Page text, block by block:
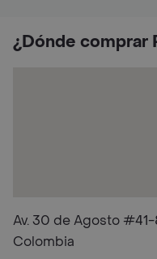
¿Dónde comprar
Av. 30 de Agosto #41-
Colombia